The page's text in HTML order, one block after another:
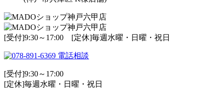
[受付]9:30～17:00 [定休]毎週水曜・日曜・祝日
電話相談
[受付]9:30～17:00
[定休]毎週水曜・日曜・祝日